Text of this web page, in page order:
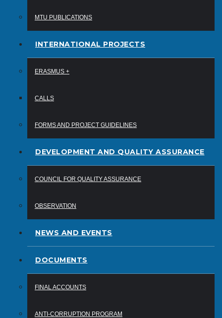
MTU PUBLICATIONS
INTERNATIONAL PROJECTS
ERASMUS +
CALLS
FORMS AND PROJECT GUIDELINES
DEVELOPMENT AND QUALITY ASSURANCE
COUNCIL FOR QUALITY ASSURANCE
OBSERVATION
NEWS AND EVENTS
DOCUMENTS
FINAL ACCOUNTS
ANTI-CORRUPTION PROGRAM